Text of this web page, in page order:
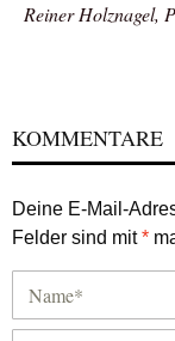
Reiner Holznagel,
KOMMENTARE
Deine E-Mail-
Felder sind mit*